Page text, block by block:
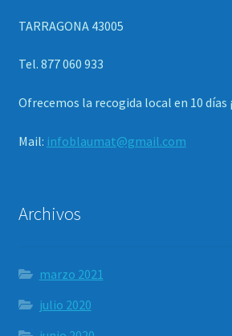
TARRAGONA 43005
Tel. 877 060 933
Ofrecemos la recogida local en 10 días
Mail: infoblaumat@gmail.com
Archivos
marzo 2021
julio 2020